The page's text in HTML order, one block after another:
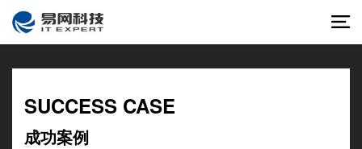
SUCCESS CASE
成功案例